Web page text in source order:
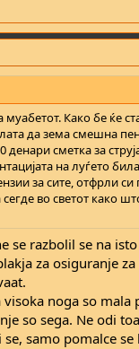
Како бе ќе
да зема смешна
денари сметка за
на луѓето
за сите, отфрли си
во светот како
se razbolil se na
za osiguranje
noga so mala
so sega. Ne odi
samo pomalce